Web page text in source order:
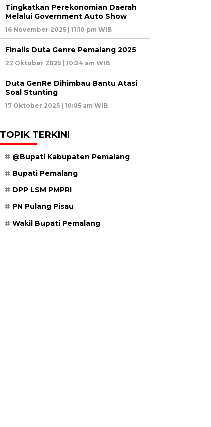
Tingkatkan Perekonomian Daerah
Melalui Government Auto Show
16 November 2025 | 11:10 pm WIB
Finalis Duta Genre Pemalang 2025
22 Oktober 2025 | 10:24 am WIB
Duta GenRe Dihimbau Bantu Atasi
Soal Stunting
17 Oktober 2025 | 10:05 am WIB
TOPIK TERKINI
@Bupati Kabupaten Pemalang
Bupati Pemalang
DPP LSM PMPRI
PN Pulang Pisau
Wakil Bupati Pemalang